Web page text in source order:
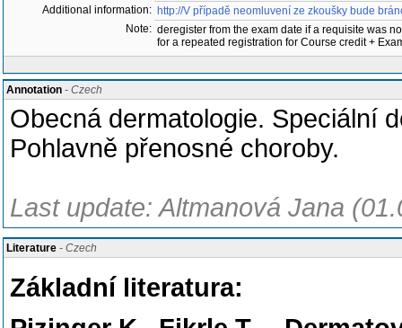
Additional information: http://V případě neomluvení ze zkoušky bude
Note: deregister from the exam date if a requisite was
for a repeated registration for Course credit +
Annotation - Czech
Obecná dermatologie. Speciální
Pohlavně přenosné choroby.
Last update: Altmanová Jana
Literature - Czech
Základní literatura: